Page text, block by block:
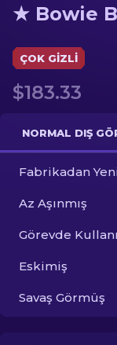
Dürbünlü
Bıçaklar
Eldiven
Kasalar
Diğer
★ Bowie
ÇOK GIZLI
$183.33
NORMAL DIŞ
Fabrikadan
Az Aşınmış
Görevde
Eskimiş
Savaş Görmüş